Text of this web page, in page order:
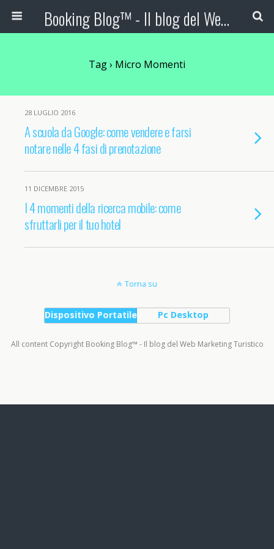
Booking Blog™ - Il blog del Web Marketing Turistico
Tag › Micro Momenti
28 LUGLIO 2016
A scuola da Google: come vendere e farsi
notare nelle 4 fasi di prenotazione
11 DICEMBRE 2015
I 4 momenti della ricerca mobile: come
sfruttarli per il tuo hotel
Torna su
Dispositivo Portatile Pc Desktop
All content Copyright Booking Blog™ - Il blog del Web Marketing Turistico